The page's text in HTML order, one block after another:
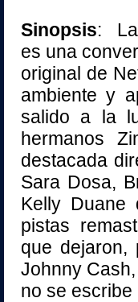
Sinopsis:
es una
original de
ambiente y
salido a la
hermanos
destacada
Sara Dosa,
Kelly Duane
pistas
que dejaron,
Johnny
no se escribe